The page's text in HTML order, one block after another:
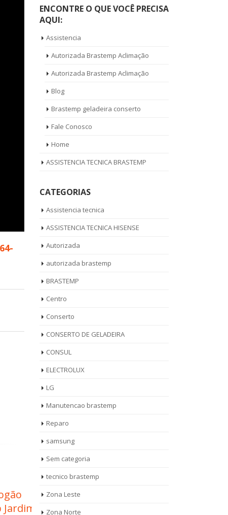
11
Assistência Técnica
Geladeira Brastemp
ENCONTRE O QUE VOCÊ PRECISA
AQUI:
Assistencia
Autorizada Brastemp Aclimação
Autorizada Brastemp Aclimação
Blog
Brastemp geladeira conserto
Fale Conosco
Home
ASSISTENCIA TECNICA BRASTEMP
CATEGORIAS
Assistencia tecnica
ASSISTENCIA TECNICA HISENSE
Autorizada
autorizada brastemp
BRASTEMP
Centro
Conserto
CONSERTO DE GELADEIRA
CONSUL
ELECTROLUX
LG
Manutencao brastemp
Reparo
samsung
Sem categoria
tecnico brastemp
Zona Leste
Zona Norte